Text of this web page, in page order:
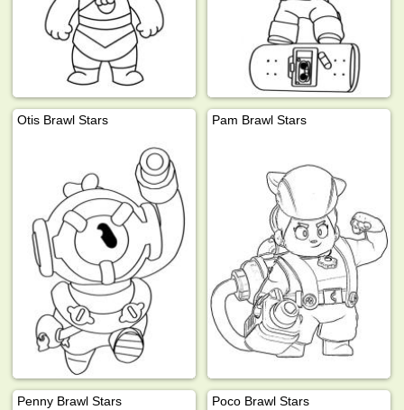
Otis Brawl Stars Pam Brawl Stars
Penny Brawl Stars Poco Brawl Stars